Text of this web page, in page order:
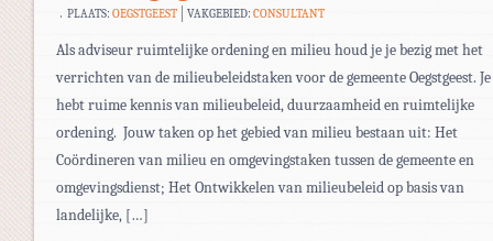
PLAATS: OEGSTGEEST VAKGEBIED:CONSULTANT
Als adviseur ruimtelijke ordening en milieu houd je je bezig met het
verrichten van de milieubeleidstaken voor de gemeente Oegstgeest. Je
hebt ruime kennis van milieubeleid, duurzaamheid en ruimtelijke
ordening. Jouw taken op het gebied van milieu bestaan uit: Het
Coördineren van milieu en omgevingstaken tussen de gemeente en
omgevingsdienst; Het Ontwikkelen van milieubeleid op basis van
landelijke, […]